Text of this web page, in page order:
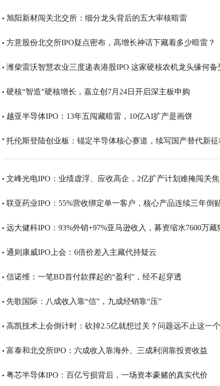
旭阳新材闯关北交所：细分龙头背后的五大审核暗雷
方意股份北交所IPO疑点密布，高增长神话下藏着多少暗雷？
潍柴雷沃智慧农业三度递表港股IPO 这家硬核农机龙头缘何
硬核“智造”硬核增长，嘉立创7月24日开启深主板申购
越亚半导体IPO：13年五闯藏暗雷，10亿AI扩产是画饼
托伦斯登陆创业板：锚定半导体核心赛道，续写国产替代新征
文峰光电IPO：业绩虚浮、应收高企，2亿扩产计划难掩闯关
联亚药业IPO：55%营收绑定单一客户，核心产品连续三年倒
远大健科IPO：93%外销+97%亚马逊收入，募资缩水7600万藏
通则康威IPO上会：6倍价差入主藏代持疑云
信诺维：一笔BD首付款撑起的“盈利”，经不起穿透
先歌国际：八成收入靠“信”，九成经销靠“压”
高凯技术上会倒计时：砍掉2.5亿就想过关？问题远不止这一个
富泰和北交所IPO：六成收入靠海外、三成利润靠投资收益
粤芯半导体IPO：百亿亏损背后，一场资本豪赌的真实代价